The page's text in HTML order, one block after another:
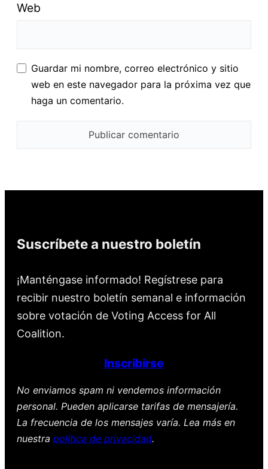
Web
Guardar mi nombre, correo electrónico y sitio
web en este navegador para la próxima vez que
haga un comentario.
Suscríbete a nuestro boletín
¡Manténgase informado! Regístrese para
recibir nuestro boletín semanal e información
sobre votación de Voting Access for All
Coalition.
Inscribirse
No enviamos spam ni vendemos información
personal. Pueden aplicarse tarifas de mensajería.
La frecuencia de los mensajes varía. Lea más en
nuestra política de privacidad.